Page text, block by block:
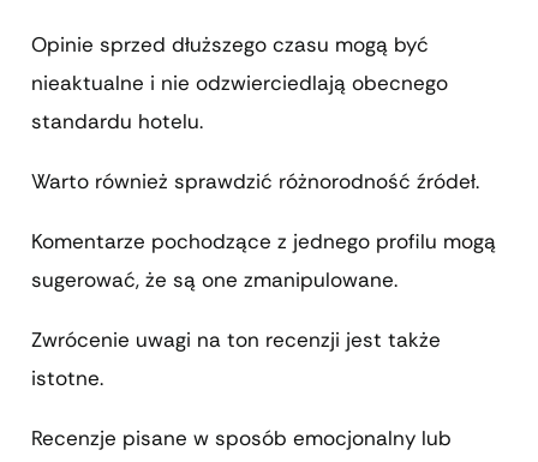
Opinie sprzed dłuższego czasu mogą być
nieaktualne i nie odzwierciedlają obecnego
standardu hotelu.
Warto również sprawdzić różnorodność źródeł.
Komentarze pochodzące z jednego profilu mogą
sugerować, że są one zmanipulowane.
Zwrócenie uwagi na ton recenzji jest także
istotne.
Recenzje pisane w sposób emocjonalny lub